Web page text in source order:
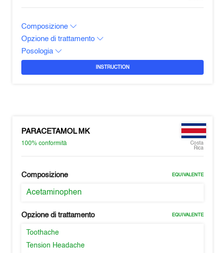
Composizione
Opzione di trattamento
Posologia
INSTRUCTION
PARACETAMOL MK
100%conformità
Costa
Rica
Composizione EQUIVALENTE
Acetaminophen
Opzione di trattamento EQUIVALENTE
Toothache
Tension Headache